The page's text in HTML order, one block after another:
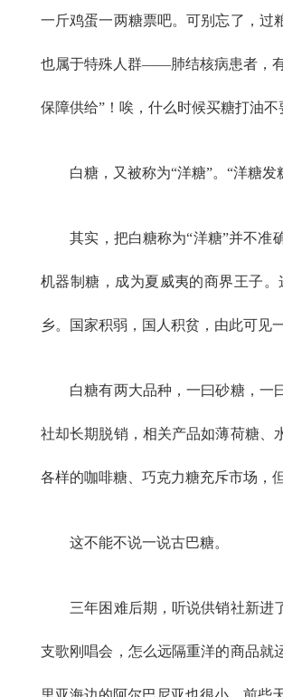
一斤鸡蛋一两糖票吧。可别忘了，过
也属于特殊人群——肺结核病患者，
保障供给”！唉，什么时候买糖打油
白糖，又被称为“洋糖”。“洋糖发
其实，把白糖称为“洋糖”并不准确
机器制糖，成为夏威夷的商界王子。
乡。国家积弱，国人积贫，由此可见
白糖有两大品种，一曰砂糖，一曰
社却长期脱销，相关产品如薄荷糖、
各样的咖啡糖、巧克力糖充斥市场，
这不能不说一说古巴糖。
三年困难后期，听说供销社新进了
支歌刚唱会，怎么远隔重洋的商品就